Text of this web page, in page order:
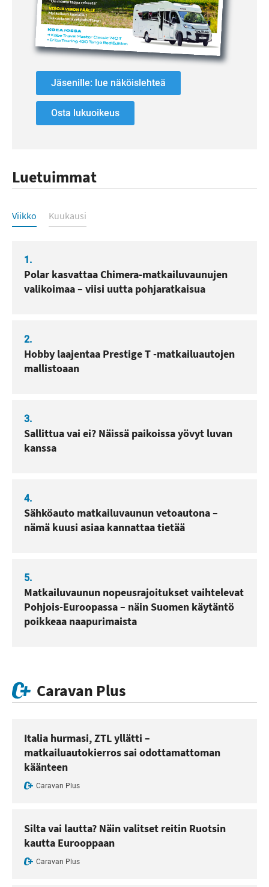
Jäsenille: lue näköislehteä
Osta lukuoikeus
Luetuimmat
Luetuimmat
Viikko Kuukausi
1.
Polar kasvattaa Chimera-matkailuvaunujen
valikoimaa – viisi uutta pohjaratkaisua
2.
Hobby laajentaa Prestige T -matkailuautojen
mallistoaan
3.
Sallittua vai ei? Näissä paikoissa yövyt luvan
kanssa
4.
Sähköauto matkailuvaunun vetoautona –
nämä kuusi asiaa kannattaa tietää
5.
Matkailuvaunun nopeusrajoitukset vaihtelevat
Pohjois-Euroopassa – näin Suomen käytäntö
poikkeaa naapurimaista
Caravan Plus
Italia hurmasi, ZTL yllätti –
matkailuautokierros sai odottamattoman
käänteen
Caravan Plus
Silta vai lautta? Näin valitset reitin Ruotsin
kautta Eurooppaan
Caravan Plus